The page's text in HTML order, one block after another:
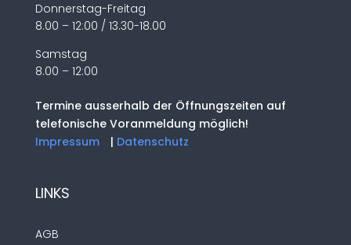
Donnerstag-Freitag
8.00 – 12:00 / 13.30-18.00
Samstag
8.00 – 12:00
Termine ausserhalb der Öffnungszeiten auf
telefonische Voranmeldung möglich!
Impressum
| Datenschutz
LINKS
AGB